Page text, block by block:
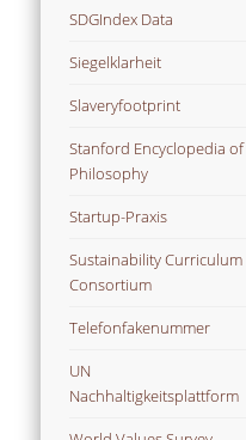
SDGIndex Data
Siegelklarheit
Slaveryfootprint
Stanford Encyclopedia of
Philosophy
Startup-Praxis
Sustainability Curriculum
Consortium
Telefonfakenummer
UN
Nachhaltigkeitsplattform